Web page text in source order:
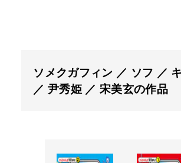
ソメクガフィン ／ ソフ ／
／ 尹秀姫 ／ 宋美玄の作品